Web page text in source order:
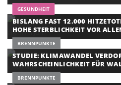
GESUNDHEIT
BISLANG FAST 12.000
HOHE STERBLICHKEIT VOR
BRENNPUNKTE
STUDIE: KLIMAWANDEL
WAHRSCHEINLICHKEIT FÜR
BRENNPUNKTE